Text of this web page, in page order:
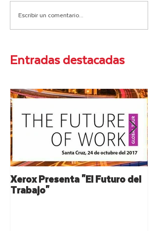
Escribir un comentario...
Entradas destacadas
Xerox Presenta "El Futuro del
Trabajo"